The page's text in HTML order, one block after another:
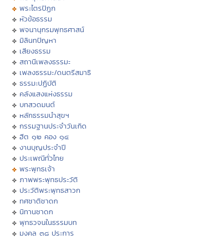
พระไตรปิฏก
หัวข้อธรรม
พจนานุกรมพุทธศาสน์
มิลินทปัญหา
เสียงธรรม
สถานีเพลงธรรมะ
เพลงธรรมะ/ดนตรีสมาธิ
ธรรมะปฏิบัติ
คลังแสงแห่งธรรม
บทสวดมนต์
หลักธรรมนำสุขฯ
กรรมฐานประจำวันเกิด
ฮีต ๑๒ คอง ๑๔
งานบุญประจำปี
ประเพณีทั่วไทย
พระพุทธเจ้า
ภาพพระพุทธประวัติ
ประวัติพระพุทธสาวก
ทศชาติชาดก
นิทานชาดก
พุทธวจนในธรรมบท
มงคล ๓๘ ประการ